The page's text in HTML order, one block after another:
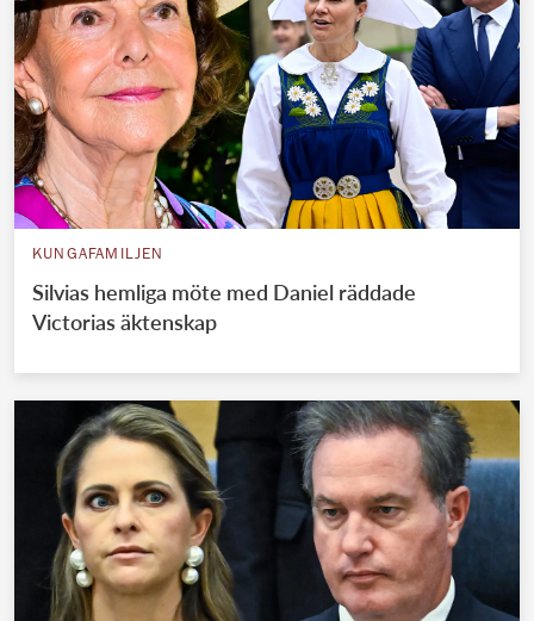
KUNGAFAMILJEN
Silvias hemliga möte med Daniel räddade
Victorias äktenskap